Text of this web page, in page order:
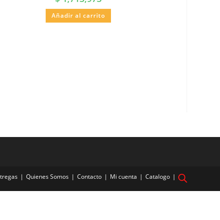
Añadir al carrito
Quienes Somos Contacto Mi cuenta Catalogo